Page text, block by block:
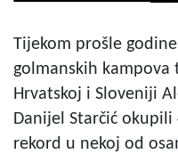
Tijekom prošle
golmanskih
Hrvatskoj i Sloveniji
Danijel Starčić
rekord u nekoj od